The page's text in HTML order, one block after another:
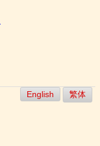
English 繁体